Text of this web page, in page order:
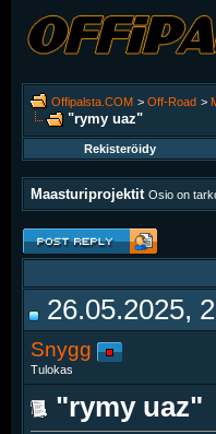
Offipalsta.COM > Off-Road >
"rymy uaz"
Rekisteröidy
Maasturiprojektit Osio on
26.05.2025,
Snygg
Tulokas
"rymy uaz"